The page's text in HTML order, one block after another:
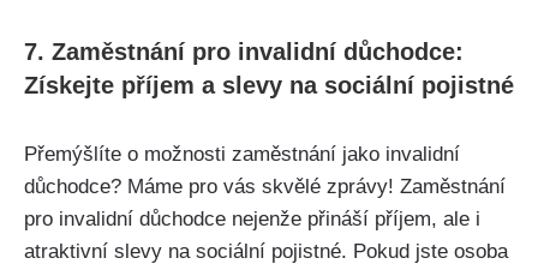
7. Zaměstnání pro invalidní důchodce:
Získejte příjem a slevy na sociální pojistné
Přemýšlíte o možnosti zaměstnání jako invalidní
důchodce? Máme pro vás skvělé zprávy! Zaměstnání
pro invalidní důchodce nejenže přináší příjem, ale i
atraktivní slevy na sociální pojistné. Pokud jste osoba